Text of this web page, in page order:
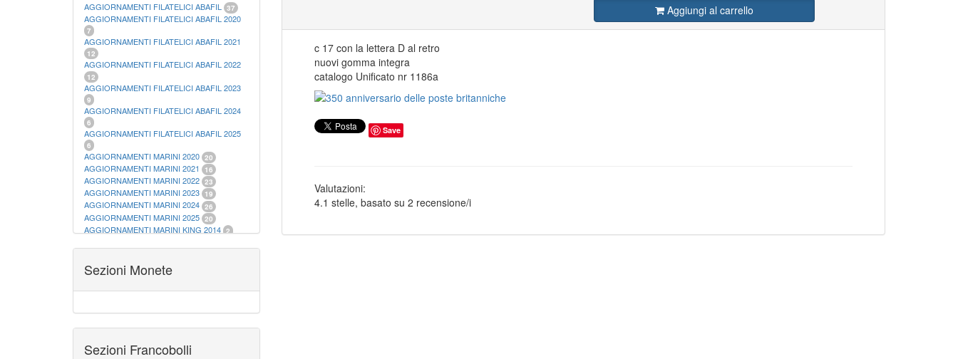
AGGIORNAMENTI FILATELICI ABAFIL 37
AGGIORNAMENTI FILATELICI ABAFIL 2020
7
AGGIORNAMENTI FILATELICI ABAFIL 2021
12
AGGIORNAMENTI FILATELICI ABAFIL 2022
12
AGGIORNAMENTI FILATELICI ABAFIL 2023
9
AGGIORNAMENTI FILATELICI ABAFIL 2024
6
AGGIORNAMENTI FILATELICI ABAFIL 2025
6
AGGIORNAMENTI MARINI 2020 20
AGGIORNAMENTI MARINI 2021 16
AGGIORNAMENTI MARINI 2022 23
AGGIORNAMENTI MARINI 2023 19
AGGIORNAMENTI MARINI 2024 26
AGGIORNAMENTI MARINI 2025 20
AGGIORNAMENTI MARINI KING 2014 2
AGGIORNAMENTI MARINI KING 2017
AGGIORNAMENTI MARINI KING 2018
AGGIORNAMENTI MARINI KING 2019 22
ANNUALI 9
ALBUM PER CARTAMONETA 1
CARTELLE FILATELICHE MARINI
Sezioni Monete
Sezioni Francobolli
Aggiungi al carrello
c 17 con la lettera D al retro
nuovi gomma integra
catalogo Unificato nr 1186a
Save
Valutazioni:
4.1 stelle, basato su 2 recensione/i